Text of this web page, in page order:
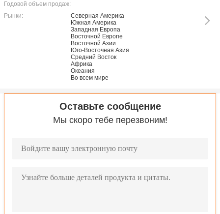
Годовой объем продаж:
Рынки:
Северная Америка
Южная Америка
Западная Европа
Восточной Европе
Восточной Азии
Юго-Восточная Азия
Средний Восток
Африка
Океания
Во всем мире
Оставьте сообщение
Мы скоро тебе перезвоним!